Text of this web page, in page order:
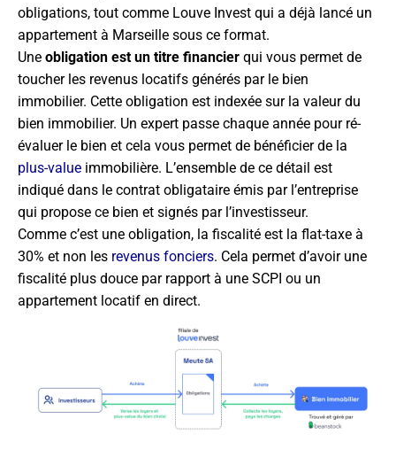
obligations, tout comme Louve Invest qui a déjà lancé un
appartement à Marseille sous ce format.
Une obligation est un titre financier qui vous permet de
toucher les revenus locatifs générés par le bien
immobilier. Cette obligation est indexée sur la valeur du
bien immobilier. Un expert passe chaque année pour ré-
évaluer le bien et cela vous permet de bénéficier de la
plus-value immobilière. L’ensemble de ce détail est
indiqué dans le contrat obligataire émis par l’entreprise
qui propose ce bien et signés par l’investisseur.
Comme c’est une obligation, la fiscalité est la flat-taxe à
30% et non les revenus fonciers. Cela permet d’avoir une
fiscalité plus douce par rapport à une SCPI ou un
appartement locatif en direct.